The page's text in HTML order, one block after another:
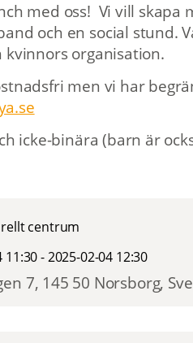
med oss! Vi vill
och en social stund.
kvinnors organisation.
men vi har
icke-binära (barn är
centrum
11:30 - 2025-02-04 12:30
7, 145 50 Norsborg,